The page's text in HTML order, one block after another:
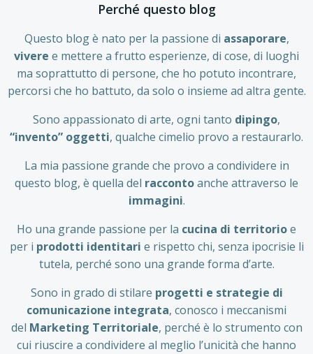
Perché questo blog
Questo blog è nato per la passione di assaporare,
vivere e mettere a frutto esperienze, di cose, di luoghi
ma soprattutto di persone, che ho potuto incontrare,
percorsi che ho battuto, da solo o insieme ad altra gente.
Sono appassionato di arte, ogni tanto dipingo,
“invento” oggetti, qualche cimelio provo a restaurarlo.
La mia passione grande che provo a condividere in
questo blog, è quella del raccontoanche attraverso le
immagini.
Ho una grande passione per la cucina di territorioe
per i prodotti identitari e rispetto chi, senza ipocrisie li
tutela, perché sono una grande forma d’arte.
Sono in grado di stilare progetti e strategie di
comunicazione integrata, conosco i meccanismi
del Marketing Territoriale, perché è lo strumento con
cui riuscire a condividere al meglio l’unicità che hanno